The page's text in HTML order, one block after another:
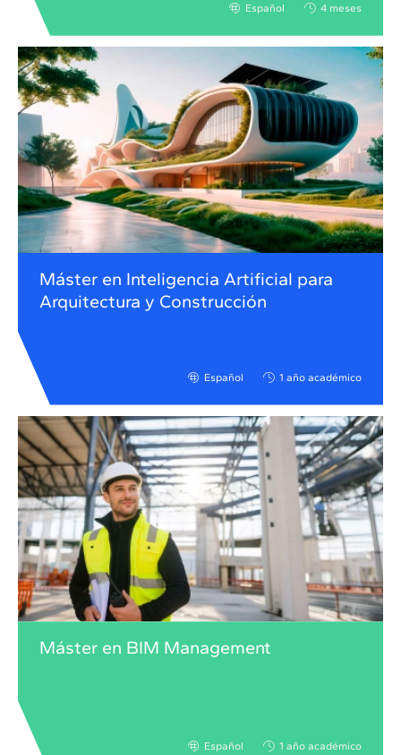
Español 4 meses
Máster en Inteligencia Artificial para
Arquitectura y Construcción
Español 1 año académico
Máster en BIM Management
Español 1 año académico